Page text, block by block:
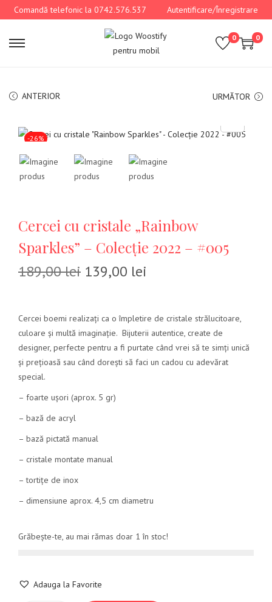
Comandă telefonic la 0742.576.537 Autentificare/Înregistrare
0 0
ANTERIOR URMĂTOR
-26%
Cercei cu cristale „Rainbow
Sparkles” – Colecție 2022 – #005
189,00lei 139,00 lei
Cercei boemi realizați ca o împletire de cristale strălucitoare,
culoare și multă imaginație. Bijuterii autentice, create de
designer, perfecte pentru a fi purtate când vrei să te simți unică
și prețioasă sau când dorești să faci un cadou cu adevărat
special.
– foarte ușori (aprox. 5 gr)
– bază de acryl
– bază pictată manual
– cristale montate manual
– tortițe de inox
– dimensiune aprox. 4,5 cm diametru
Grăbește-te, au mai rămas doar 1 în stoc!
Adauga la Favorite